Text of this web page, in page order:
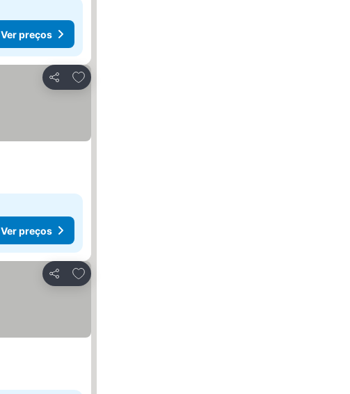
Ver preços
Partilhar
Adicionar aos favoritos
Ver preços
Partilhar
Adicionar aos favoritos